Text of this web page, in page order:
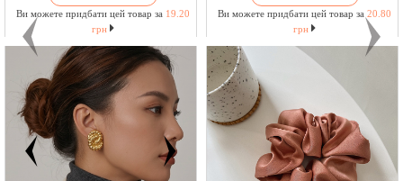
Ви можете придбати цей товар за 19.20
грн
Ви можете придбати цей товар за 20.80
грн